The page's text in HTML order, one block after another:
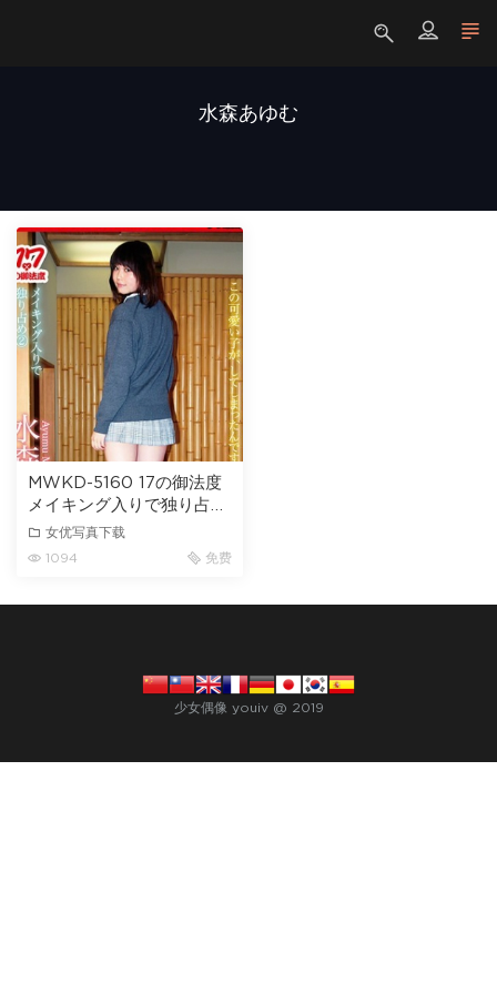
水森あゆむ
MWKD-5160 17の御法度
メイキング入りで独り占め
水森あゆむ 2
女优写真下载
1094
免费
少女偶像 youiv @ 2019